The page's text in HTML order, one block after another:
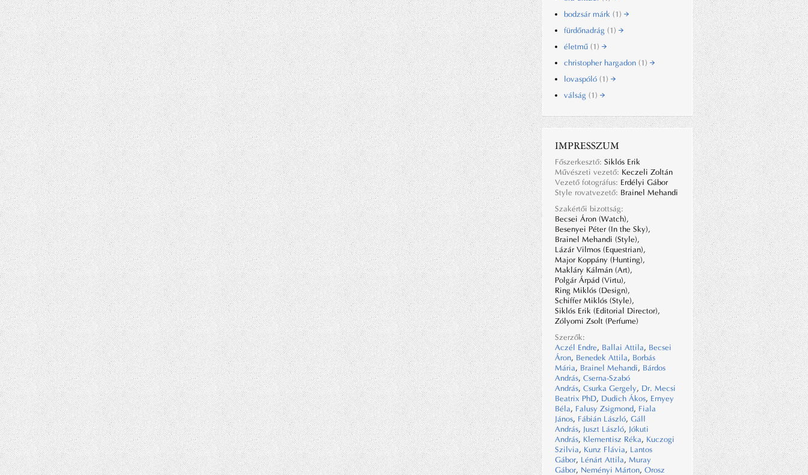
bodzsár márk (1)
fürdőnadrág (1)
életmű (1)
christopher hargadon (1)
lovaspóló (1)
válság (1)
IMPRESSZUM
Főszerkesztő: Siklós Erik
Művészeti vezető: Keczeli Zoltán
Vezető fotográfus: Erdélyi Gábor
Style rovatvezető: Brainel Mehandi
Szakértői bizottság:
Becsei Áron (Watch),
Besenyei Péter (In the Sky),
Brainel Mehandi (Style),
Lázár Vilmos (Equestrian),
Major Koppány (Hunting),
Makláry Kálmán (Art),
Polgár Árpád (Virtu),
Ring Miklós (Design),
Schiffer Miklós (Style),
Siklós Erik (Editorial Director),
Zólyomi Zsolt (Perfume)
Szerzők:
Aczél Endre, Ballai Attila, Becsei
Áron, Benedek Attila, Borbás
Mária, Brainel Mehandi, Bárdos
András, Cserna-Szabó
András, Csurka Gergely, Dr. Mecsi
Beatrix PhD, Dudich Ákos, Ernyey
Béla, Falusy Zsigmond, Fiala
János, Fábián László, Gáll
András, Juszt László, Jókuti
András, Klementisz Réka, Kuczogi
Szilvia, Kunz Flávia, Lantos
Gábor, Lénárt Attila, Muray
Gábor, Neményi Márton, Orosz